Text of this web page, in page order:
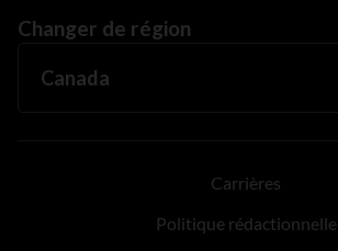
Changer de région
Carrières
Politique rédactionnelle